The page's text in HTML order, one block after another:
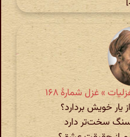
» غزل شمارهٔ ۱۶۸
خویش بردارد؟
سخت‌تر دارد